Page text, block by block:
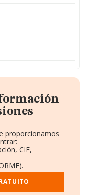
proporcionamos
CIF,